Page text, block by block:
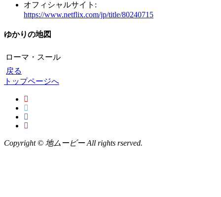
オフィシャルサイト:
https://www.netflix.com/jp/title/80240715
ゆかりの地図
ローマ・スール
戻る
トップページへ
Copyright © 地ムービー All rights rserved.